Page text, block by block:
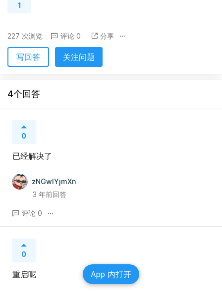
1
227 次浏览 评论 0 分享
写回答 关注问题
4个回答
0
已经解决了
zNGwIYjmXn
3 年前回答
评论 0
0
重启呢 App 内打开